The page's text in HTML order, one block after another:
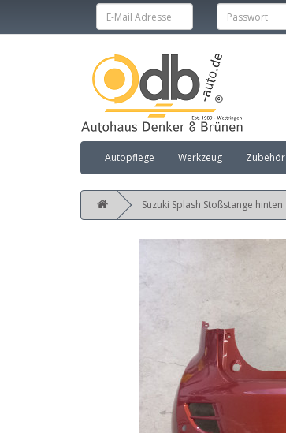
Autopflege Werkzeug Zubehör
Suzuki Splash Stoßstange hinten